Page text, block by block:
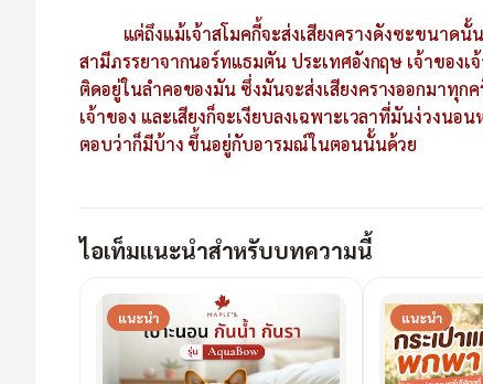
แต่ถึงแม้เจ้าสโมคกี้จะส่งเสียงครางดังซะขนาด
สามีภรรยาจากนอร์ทแธมตัน ประเทศอังกฤษ เจ้าของเ
ติดอยู่ในลำคอของมัน ซึ่งมันจะส่งเสียงครางออกมาทุก
เจ้าของ และเสียงก็จะเงียบลงเฉพาะเวลาที่มันง่วงน
ตอบว่าก็มีบ้าง ขึ้นอยู่กับอารมณ์ในตอนนั้นด้วย
ไอเท็มแนะนำสำหรับบทความนี้
แนะนำ แนะนำ